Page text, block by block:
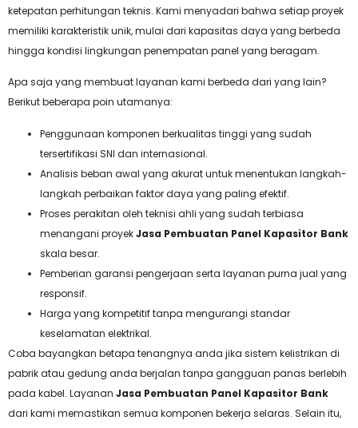
ketepatan perhitungan teknis. Kami menyadari bahwa setiap proyek
memiliki karakteristik unik, mulai dari kapasitas daya yang berbeda
hingga kondisi lingkungan penempatan panel yang beragam.
Apa saja yang membuat layanan kami berbeda dari yang lain?
Berikut beberapa poin utamanya:
Penggunaan komponen berkualitas tinggi yang sudah
tersertifikasi SNI dan internasional.
Analisis beban awal yang akurat untuk menentukan langkah-
langkah perbaikan faktor daya yang paling efektif.
Proses perakitan oleh teknisi ahli yang sudah terbiasa
menangani proyekJasa Pembuatan Panel Kapasitor Bank
skala besar.
Pemberian garansi pengerjaan serta layanan purna jual yang
responsif.
Harga yang kompetitif tanpa mengurangi standar
keselamatan elektrikal.
Coba bayangkan betapa tenangnya anda jika sistem kelistrikan di
pabrik atau gedung anda berjalan tanpa gangguan panas berlebih
pada kabel. Layanan Jasa Pembuatan Panel Kapasitor Bank
dari kami memastikan semua komponen bekerja selaras. Selain itu,